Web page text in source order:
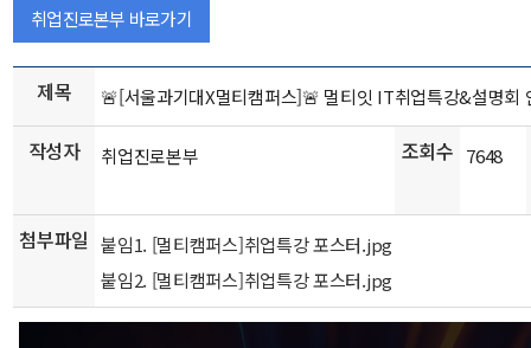
취업진로본부 바로가기
제목 🚨[서울과기대X멀티캠퍼스]🚨 멀티잇 IT취업특강&설명회
작성자 취업진로본부 조회수 7648
첨부파일 붙임1. [멀티캠퍼스]취업특강 포스터.jpg
붙임2. [멀티캠퍼스]취업특강 포스터.jpg